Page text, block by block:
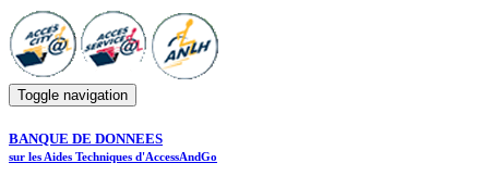
Toggle navigation
BANQUE DE DONNEES
sur les Aides Techniques d'AccessAndGo